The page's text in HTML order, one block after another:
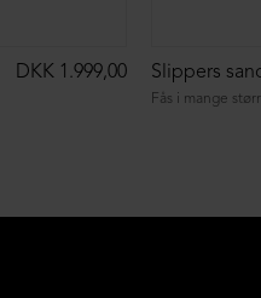
DKK 1.999,00
Fås i mange